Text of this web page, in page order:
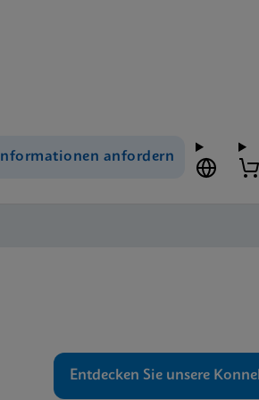
Informationen anfordern
Entdecken Sie unsere